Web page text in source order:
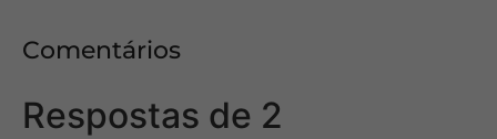
Comentários
Respostas de 2